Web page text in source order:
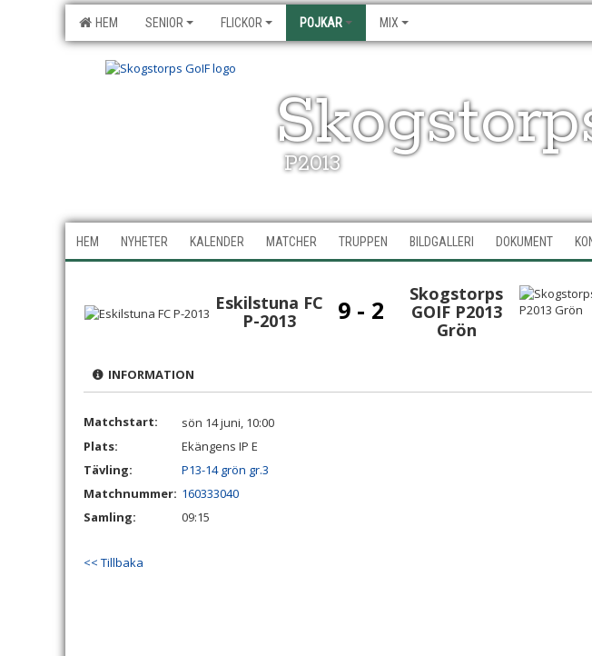
HEM SENIOR FLICKOR POJKAR MIX
P2013
HEM NYHETER KALENDER MATCHER TRUPPEN BILDGALLERI DOKUMENT
Eskilstuna FC
P-2013
9 - 2
Skogstorps
GOIF P2013
Grön
INFORMATION
Matchstart:
sön 14 juni, 10:00
Plats:
Ekängens IP E
Tävling:
P13-14 grön gr.3
Matchnummer: 160333040
Samling:
09:15
<< Tillbaka